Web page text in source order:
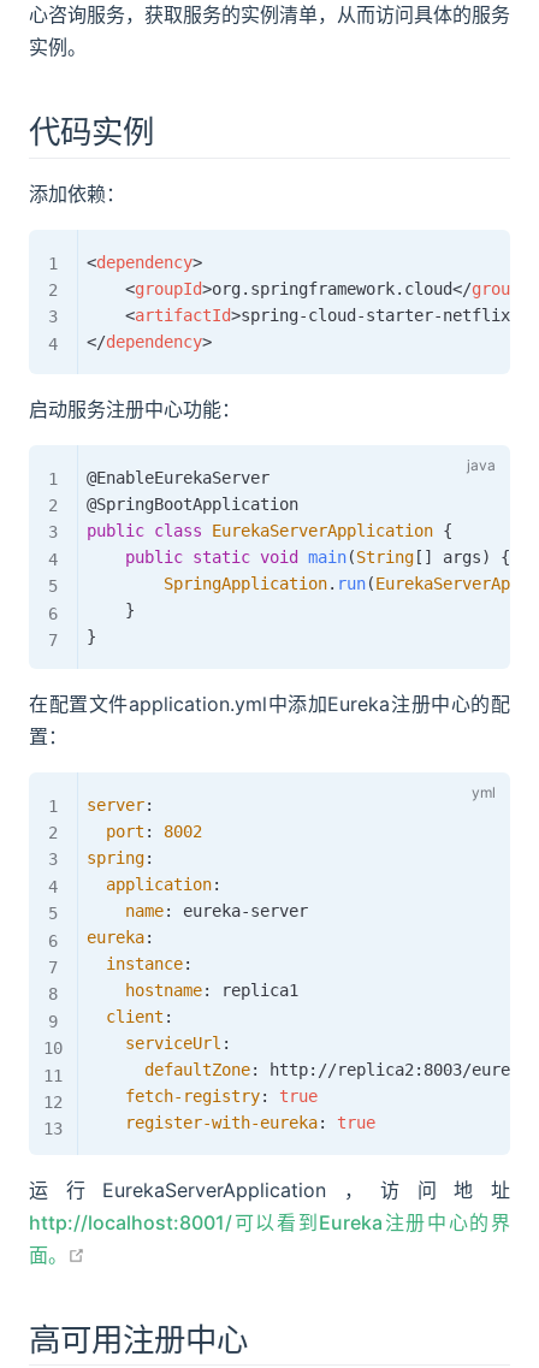
心咨询服务，获取服务的实例清单，从而访问具体的服务
实例。
代码实例
添加依赖：
<dependency>
<groupId>org.springframework.cloud</groupId
<artifactId>spring-cloud-starter-netflix-
</dependency>
启动服务注册中心功能：
@EnableEurekaServer
@SpringBootApplication
public class EurekaServerApplication {
public static void main(String[ ] args)
{
SpringApplication. run(
}
}
在配置文件application.yml中添加Eureka注册中心的配
置：
server:
port :
8002
spring:
application:
name: eureka-
eureka:
instance:
hostname:
replica1
client :
serviceUrl :
defaultZone: http: //replica2 : 8003/
fetch-registry:
true
register-with-eureka: true
运行EurekaServerApplication，访问地址
http://localhost:8001/可以看到Eureka注册中心的界
面。
高可用注册中心